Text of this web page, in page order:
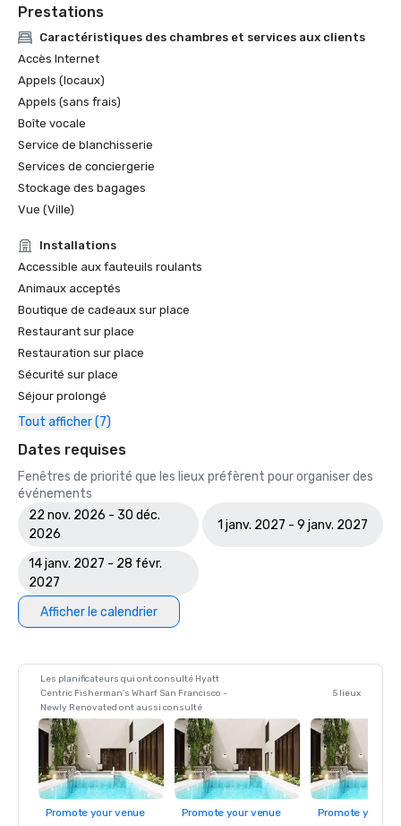
Prestations
Caractéristiques des chambres et services aux clients
Accès Internet
Appels (locaux)
Appels (sans frais)
Boîte vocale
Service de blanchisserie
Services de conciergerie
Stockage des bagages
Vue (Ville)
Installations
Accessible aux fauteuils roulants
Animaux acceptés
Boutique de cadeaux sur place
Restaurant sur place
Restauration sur place
Sécurité sur place
Séjour prolongé
Tout afficher (7)
Dates requises
Fenêtres de priorité que les lieux préfèrent pour organiser des
événements
22 nov. 2026 - 30 déc.
2026
1 janv. 2027 - 9 janv. 2027
14 janv. 2027 - 28 févr.
2027
Afficher le calendrier
Les planificateurs qui ont consulté Hyatt
Centric Fisherman's Wharf San Francisco -
Newly Renovated ont aussi consulté
5 lieux
Promote your venue Promote your venue Promote your